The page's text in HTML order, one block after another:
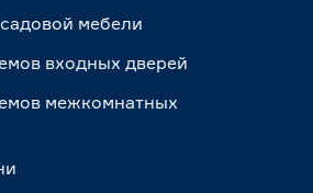
мебели
входных дверей
межкомнатных